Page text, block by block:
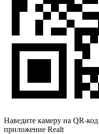
Наведите камеру на QR-код
приложение Realt